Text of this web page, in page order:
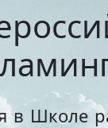
в Школе